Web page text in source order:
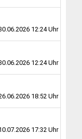
12:24 Uhr
12:24 Uhr
18:52 Uhr
17:32 Uhr